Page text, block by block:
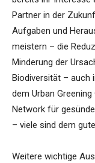
Partner in der
Aufgaben und
meistern – die
Minderung der
Biodiversität – auch
dem Urban
Network für
– viele sind dem
Weitere wichtige